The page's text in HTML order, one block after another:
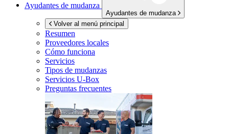
Ayudantes de mudanza
Ayudantes de mudanza
Volver al menú principal
Resumen
Proveedores locales
Cómo funciona
Servicios
Tipos de mudanzas
Servicios U-Box
Preguntas frecuentes